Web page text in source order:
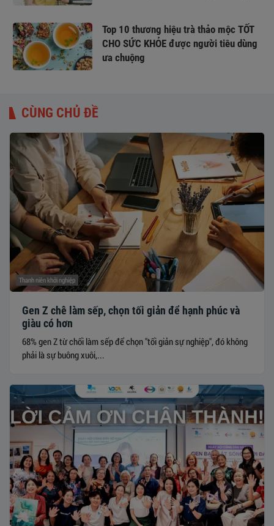
Top 10 thương hiệu trà thảo mộc TỐT
CHO SỨC KHỎE được người tiêu dùng
ưa chuộng
CÙNG CHỦ ĐỀ
Thanh niên khởi nghiệp
Gen Z chê làm sếp, chọn tối giản để hạnh phúc và
giàu có hơn
68% gen Z từ chối làm sếp để chọn "tối giản sự nghiệp", đó không
phải là sự buông xuôi,...